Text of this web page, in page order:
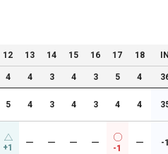
12 13 14 15 16 17 18
4 4 3 4 3 5 4
5 4 3 4 3 4 4
+1 ー ー ー ー
-1
ー -